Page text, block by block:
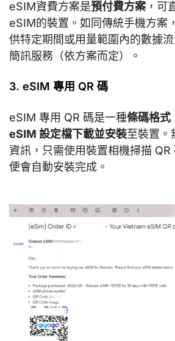
eSIM資費方案是預付費方案 ，可
eSIM的裝置。如同傳統手機方案
供特定期間或用量範圍內的數據
簡訊服務（依方案而定）。
3. eSIM 專用 QR 碼
eSIM 專用 QR 碼是一種條碼格式
eSIM 設定檔下載並安裝至裝置。
資訊，只需使用裝置相機掃描
便會自動安裝完成。